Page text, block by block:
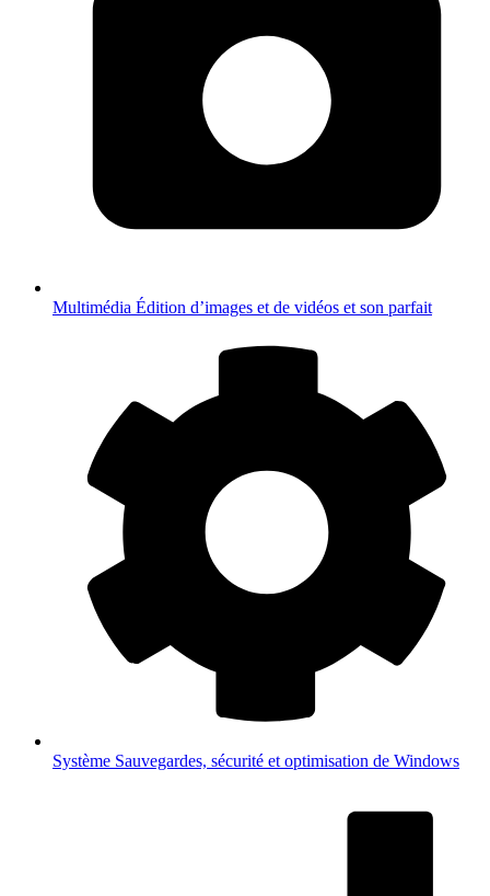
Multimédia Édition d’images et de vidéos et son parfait
Système Sauvegardes, sécurité et optimisation de Windows